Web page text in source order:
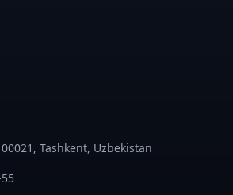
Tashkent, Uzbekistan